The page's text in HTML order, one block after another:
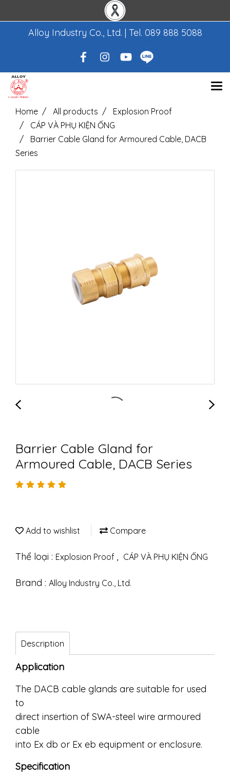
Alloy Industry Co., Ltd. | Tel. 089 888 5088
Home All products
Explosion Proof
CÁP VÀ PHỤ KIỆN ỐNG
Barrier Cable Gland for Armoured Cable, DACB
Series
Barrier Cable Gland for
Armoured Cable, DACB Series
Add to wishlist Compare
Thể loại : Explosion Proof , CÁP VÀ PHỤ KIỆN ỐNG
Brand : Alloy Industry Co., Ltd.
Description
Application
The DACB cable glands are suitable for used
to
direct insertion of SWA-steel wire armoured
cable
into Ex db or Ex eb equipment or enclosure.
Specification